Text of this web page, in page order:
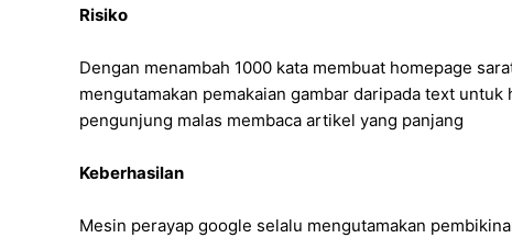
Risiko
Dengan menambah 1000 kata membuat homepage
mengutamakan pemakaian gambar daripada text
pengunjung malas membaca artikel yang panjang
Keberhasilan
Mesin perayap google selalu mengutamakan